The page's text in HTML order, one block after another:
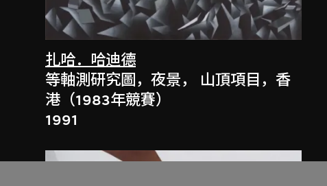
扎哈．哈迪德
等軸測研究圖，夜景， 山頂項目，香
港（1983年競賽）
1991